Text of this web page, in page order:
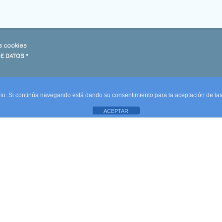
cookies
DATOS *
Si continúa navegando está dando su consentimiento para la aceptación de
ACEPTAR